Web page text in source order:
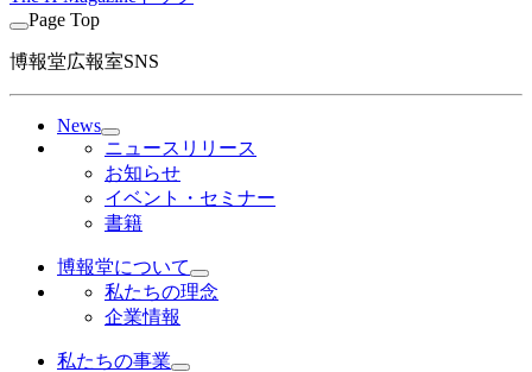
Page Top
博報堂広報室SNS
News
ニュースリリース
お知らせ
イベント・セミナー
書籍
博報堂について
私たちの理念
企業情報
私たちの事業